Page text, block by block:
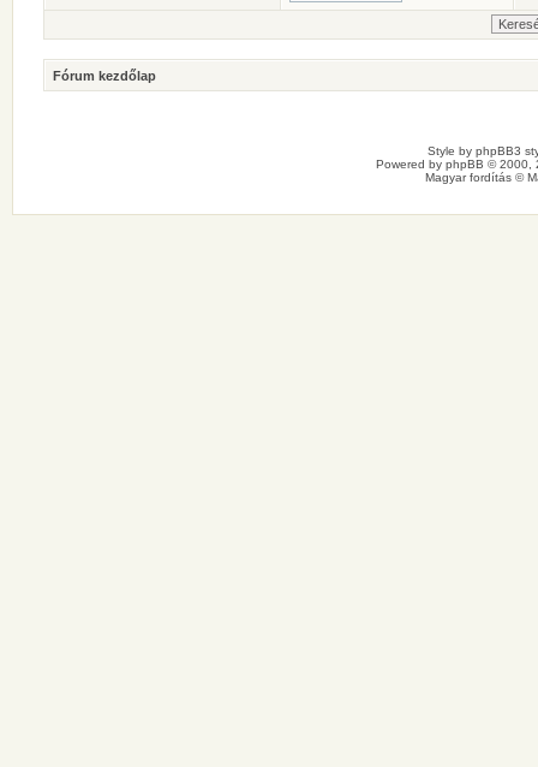
Fórum kezdőlap
Style by phpBB3
Powered by phpBB © 2000,
Magyar fordítás ©